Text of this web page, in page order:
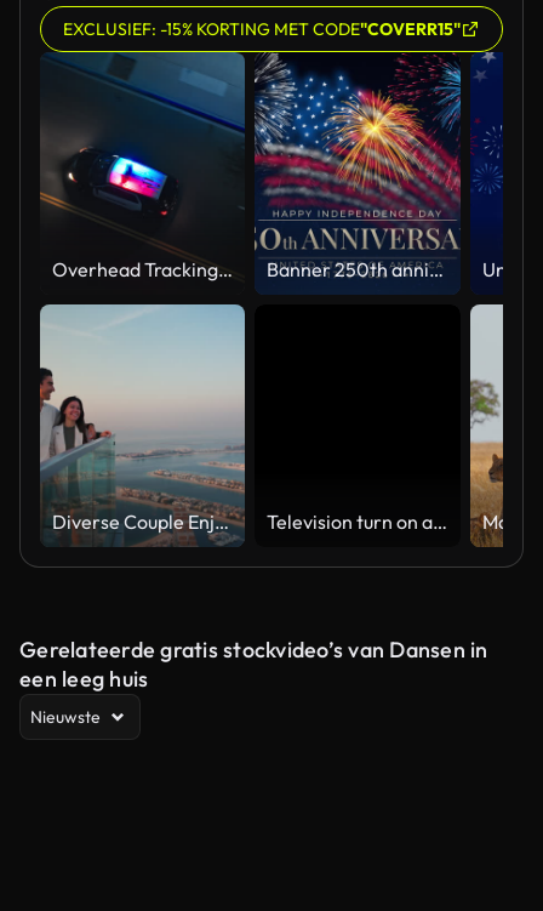
EXCLUSIEF: -15% KORTING MET CODE"COVERR15"
Overhead Tracking Drone Shot of a Police Car Driving on a City Street with Lights On at Night Banner 250th anniversary of the USA. 250 years of independence. 4th of july 2026 usa independence day, video greeting card. US flag fireworks on blue sky background. Fourth of july. 4k seamless loop
Diverse Couple Enjoying Sunset Views from High Rise Sky Deck Overlooking Palm Jumeirah Television turn on and off. Switch on tv effect, switch off tv effect. Turn on Lcd TV effect, turn off TV effect . Led Tv on and off on black background
Gerelateerde gratis stockvideo’s van Dansen in
een leeg huis
Nieuwste